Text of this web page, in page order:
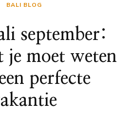
BALI BLOG
september:
je moet weten
perfecte